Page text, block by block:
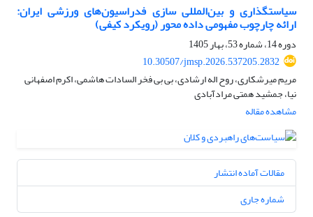
سیاستگذاری و بین‌المللی سازی فدراسیون‌های ورزشی ایران:
ارائه چارچوب مفهومی داده محور (رویکرد کیفی)
دوره 14، شماره 53، بهار 1405
10.30507/jmsp.2026.537205.2832
مریم میرشکاری، روح اله ارشادی، بی بی فخر السادات هاشمی، اکرم اصفهانی
نیا، جمشید همتی مرادآبادی
مشاهده مقاله
مقالات آماده انتشار
شماره جاری